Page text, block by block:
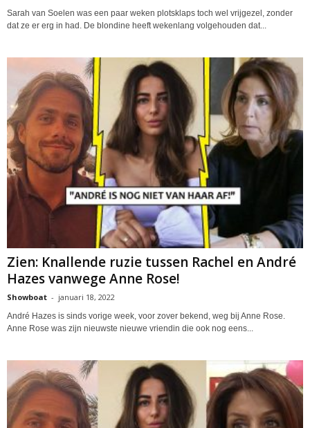
Sarah van Soelen was een paar weken plotsklaps toch wel vrijgezel, zonder
dat ze er erg in had. De blondine heeft wekenlang volgehouden dat...
Zien: Knallende ruzie tussen Rachel en André
Hazes vanwege Anne Rose!
Showboat - januari 18, 2022
André Hazes is sinds vorige week, voor zover bekend, weg bij Anne Rose.
Anne Rose was zijn nieuwste nieuwe vriendin die ook nog eens...